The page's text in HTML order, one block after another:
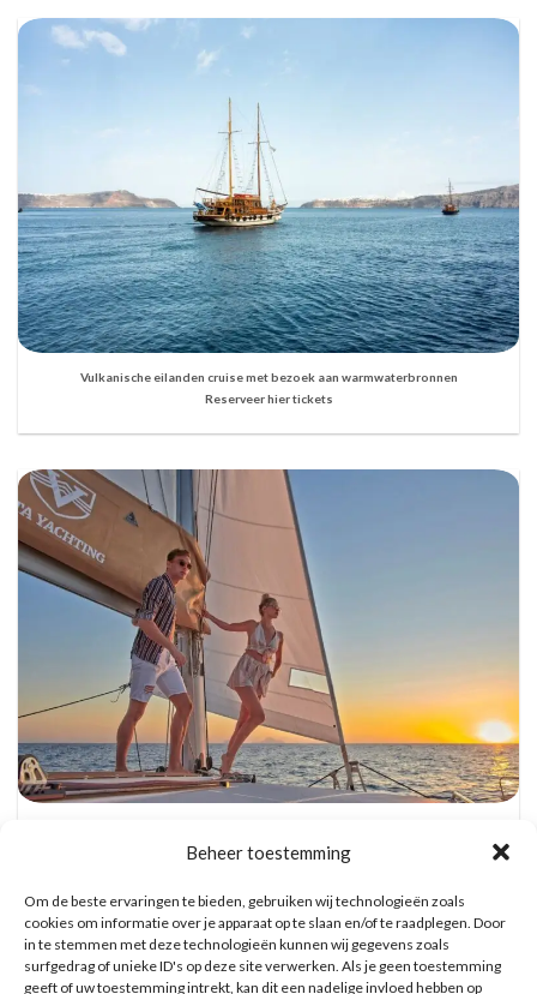
Beheer toestemming
Om de beste ervaringen te bieden, gebruiken wij technologieën zoals
cookies om informatie over je apparaat op te slaan en/of te raadplegen. Door
in te stemmen met deze technologieën kunnen wij gegevens zoals
surfgedrag of unieke ID's op deze site verwerken. Als je geen toestemming
geeft of uw toestemming intrekt, kan dit een nadelige invloed hebben op
Vulkanische eilanden cruise met bezoek aan warmwaterbronnen
Reserveer hier tickets
Open Bar
WAT ZE OVER ONS ZEGGEN